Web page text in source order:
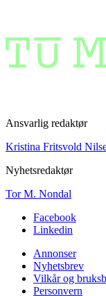
Ansvarlig redaktør
Kristina Fritsvold
Nyhetsredaktør
Tor M. Nondal
Facebook
Linkedin
Annonser
Nyhetsbrev
Vilkår og
Personvern